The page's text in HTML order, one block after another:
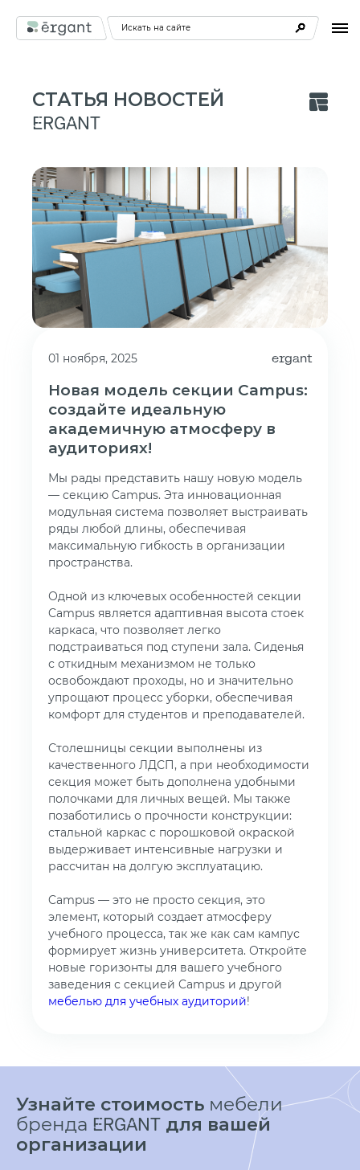
Искать на сайте
СТАТЬЯ НОВОСТЕЙ
ERGANT
01 ноября, 2025 ergant
Новая модель секции Campus:
создайте идеальную
академичную атмосферу в
аудиториях!
Мы рады представить нашу новую модель
— секцию Campus. Эта инновационная
модульная система позволяет выстраивать
ряды любой длины, обеспечивая
максимальную гибкость в организации
пространства.
Одной из ключевых особенностей секции
Campus является адаптивная высота стоек
каркаса, что позволяет легко
подстраиваться под ступени зала. Сиденья
с откидным механизмом не только
освобождают проходы, но и значительно
упрощают процесс уборки, обеспечивая
комфорт для студентов и преподавателей.
Столешницы секции выполнены из
качественного ЛДСП, а при необходимости
секция может быть дополнена удобными
полочками для личных вещей. Мы также
позаботились о прочности конструкции:
стальной каркас с порошковой окраской
выдерживает интенсивные нагрузки и
рассчитан на долгую эксплуатацию.
Campus — это не просто секция, это
элемент, который создает атмосферу
учебного процесса, так же как сам кампус
формирует жизнь университета. Откройте
новые горизонты для вашего учебного
заведения с секцией Campus и другой
мебелью для учебных аудиторий!
Узнайте стоимость мебели
бренда ERGANT для вашей
организации